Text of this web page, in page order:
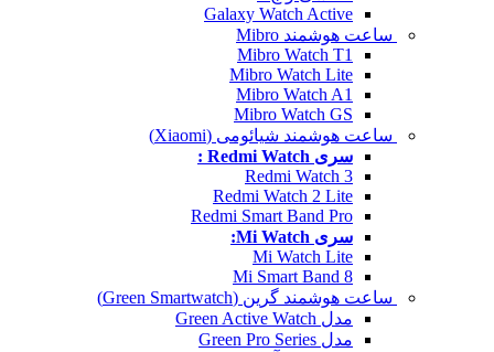
Galaxy Watch Active
ساعت هوشمند Mibro
Mibro Watch T1
Mibro Watch Lite
Mibro Watch A1
Mibro Watch GS
ساعت هوشمند شیائومی (Xiaomi)
سری Redmi Watch :
Redmi Watch 3
Redmi Watch 2 Lite
Redmi Smart Band Pro
سری Mi Watch:
Mi Watch Lite
Mi Smart Band 8
ساعت هوشمند گرین (Green Smartwatch)
مدل Green Active Watch
مدل Green Pro Series